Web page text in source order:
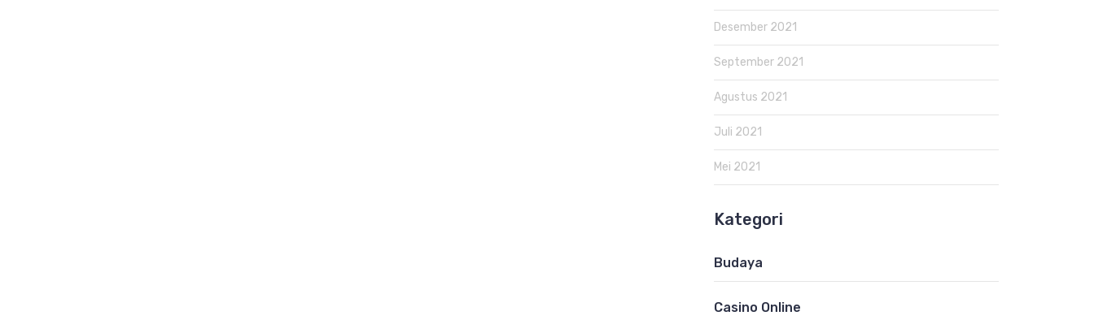
Desember 2021
September 2021
Agustus 2021
Juli 2021
Mei 2021
Kategori
Budaya
Casino Online